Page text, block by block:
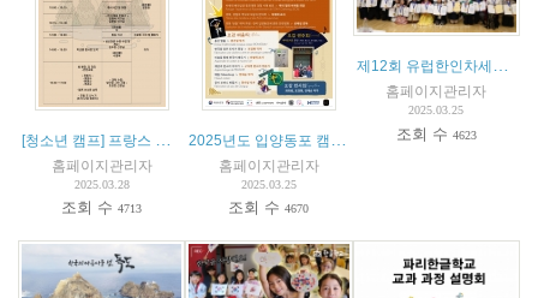
홈페이지관리자
2025.03.28
조회 수4713
홈페이지관리자
2025.03.25
조회 수4670
제12회 유럽한인차세대 한국어 웅변대회 - 이은찬 양 (열매 4반) 민주평화통일자문회의 특별상 수상
홈페이지관리자
2025.03.25
조회 수 4623